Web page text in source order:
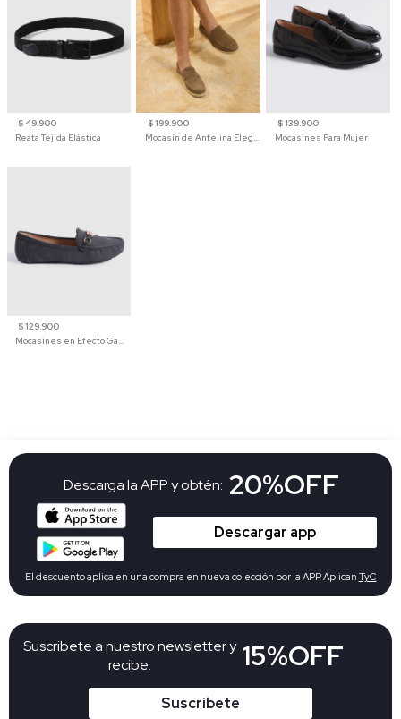
$ 49.900
Reata Tejida Elástica
$ 199.900
Mocasín de Antelina Elegante con Suela de Contraste Para Hombre
$ 139.900
Mocasines Para Mujer
$ 129.900
Mocasines en Efecto Gamuzado Para Mujer
Suscribete a nuestro newsletter y
recibe:
15%OFF
Suscribete
Descarga la APP y obtén: 20%OFF
Descargar app
El descuento aplica en una compra en nueva colección por la APP Aplican TyC